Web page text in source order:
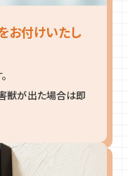
お付けいたし
獣が出た場合は即